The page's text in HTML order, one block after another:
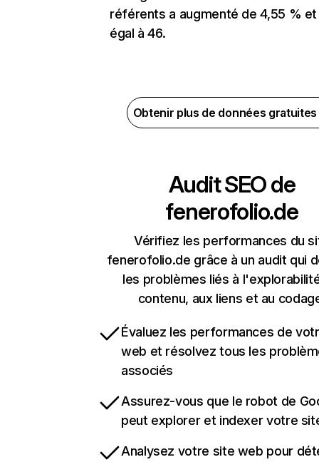
référents a augmenté de 4,55 %
égal à 46.
Obtenir plus de données
Audit SEO de
fenerofolio.de
Vérifiez les performances du
fenerofolio.de grâce à un audit qui
les problèmes liés à
contenu, aux liens et au
Évaluez les performances de
web et résolvez tous les
associés
Assurez-vous que le robot de
peut explorer et indexer votre
Analysez votre site web pour